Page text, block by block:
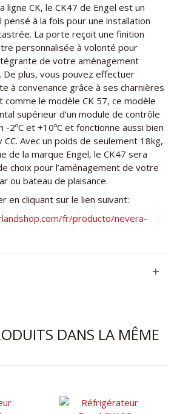
ligne CK, le CK47 de Engel est un
à la fois pour une installation
La porte reçoit une finition
personnalisée à volonté pour
de votre aménagement
De plus, vous pouvez effectuer
à convenance grâce à ses charnières
comme le modèle CK 57, ce modèle
supérieur d’un module de contrôle
2ºC et +10ºC et fonctionne aussi bien
Avec un poids de seulement 18kg,
de la marque Engel, le CK47 sera
choix pour l’aménagement de votre
ou bateau de plaisance.
en cliquant sur le lien suivant:
fr/producto/nevera-
DANS LA MÊME